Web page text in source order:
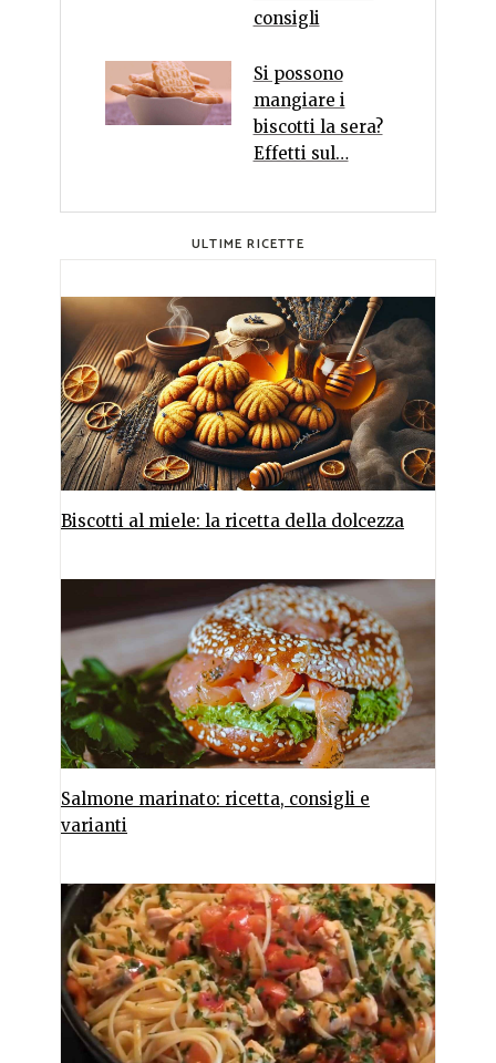
consigli
Si possono
mangiare i
biscotti la sera?
Effetti sul…
ULTIME RICETTE
Biscotti al miele: la ricetta della dolcezza
Salmone marinato: ricetta, consigli e
varianti